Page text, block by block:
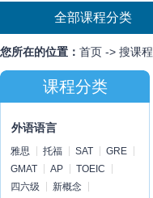
全部课程分类
您所在的位置： 首页 -> 搜课程
课程分类
外语语言
雅思 托福 SAT
GRE
GMAT
AP
TOEIC
四六级
新概念